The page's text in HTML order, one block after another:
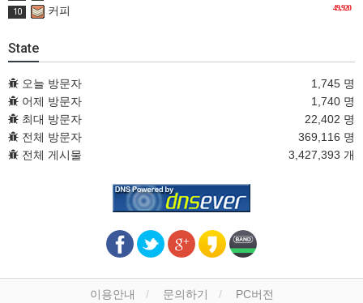
49,920
10 커피
State
오늘 방문자
1,745 명
어제 방문자
1,740 명
최대 방문자
22,402 명
전체 방문자
369,116 명
전체 게시물
3,427,393 개
이용안내 문의하기 PC버전